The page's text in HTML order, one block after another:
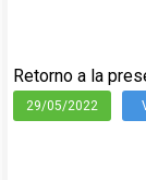
Retorno a la
29/05/2022